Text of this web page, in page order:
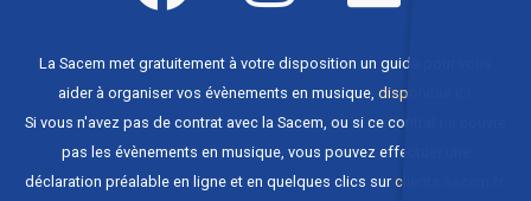
La Sacem met gratuitement à votre disposition un guide pour vous
aider à organiser vos évènements en musique, disponible ici
Si vous n'avez pas de contrat avec la Sacem, ou si ce contrat ne couvre
pas les évènements en musique, vous pouvez effectuer une
déclaration préalable en ligne et en quelques clics surclients.sacem.fr